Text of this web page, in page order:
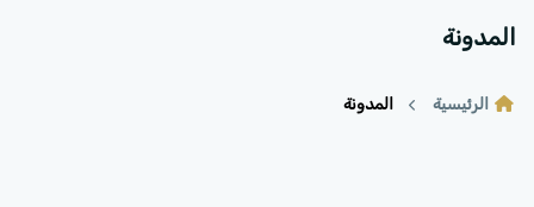
المدونة
الرئيسية المدونة